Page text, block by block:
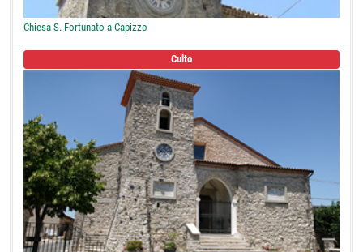
Chiesa S. Fortunato a Capizzo
Culto